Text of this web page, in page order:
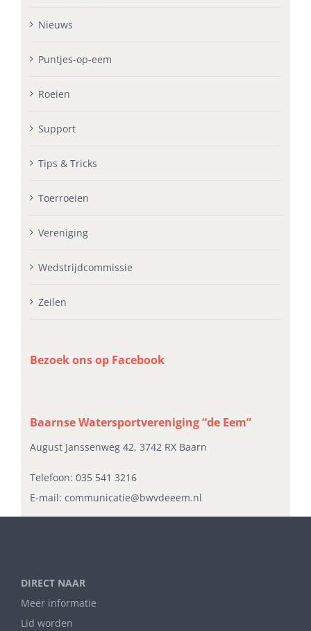
Nieuws
Puntjes-op-eem
Roeien
Support
Tips & Tricks
Toerroeien
Vereniging
Wedstrijdcommissie
Zeilen
Bezoek ons op Facebook
Baarnse Watersportvereniging “de Eem”
August Janssenweg 42, 3742 RX Baarn
Telefoon:035 541 3216
E-mail:communicatie@bwvdeeem.nl
DIRECT NAAR
Meer informatie
Lid worden